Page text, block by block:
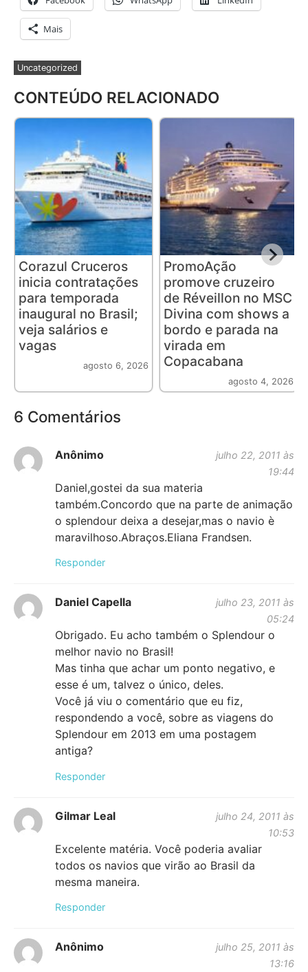
Mais
Uncategorized
CONTEÚDO RELACIONADO
Corazul Cruceros
inicia contratações
para temporada
inaugural no Brasil;
veja salários e
vagas
agosto 6, 2026
PromoAção
promove cruzeiro
de Réveillon no MSC
Divina com shows a
bordo e parada na
virada em
Copacabana
agosto 4, 2026
6 Comentários
Anônimo
julho 22, 2011 às
19:44
Daniel,gostei da sua materia
também.Concordo que na parte de animação
o splendour deixa a desejar,mas o navio è
maravilhoso.Abraços.Eliana Frandsen.
Responder
Daniel Capella
julho 23, 2011 às
05:24
Obrigado. Eu acho também o Splendour o
melhor navio no Brasil!
Mas tinha que achar um ponto negativo, e
esse é um, talvez o único, deles.
Você já viu o comentário que eu fiz,
respondendo a você, sobre as viagens do
Splendour em 2013 em uma postagem
antiga?
Responder
Gilmar Leal
julho 24, 2011 às
10:53
Excelente matéria. Você poderia avaliar
todos os navios que virão ao Brasil da
mesma maneira.
Responder
Anônimo
julho 25, 2011 às
13:16